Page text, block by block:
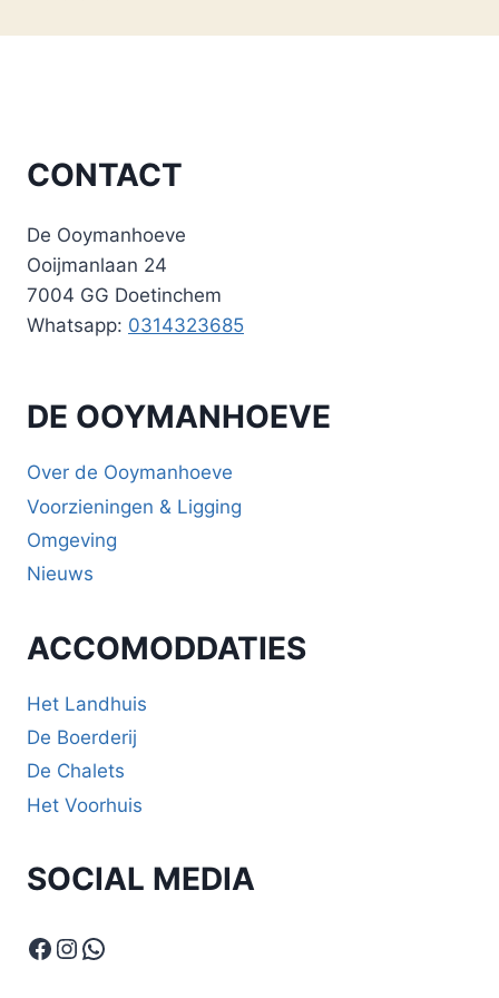
CONTACT
De Ooymanhoeve
Ooijmanlaan 24
7004 GG Doetinchem
Whatsapp: 0314323685
DE OOYMANHOEVE
Over de Ooymanhoeve
Voorzieningen & Ligging
Omgeving
Nieuws
ACCOMODDATIES
Het Landhuis
De Boerderij
De Chalets
Het Voorhuis
SOCIAL MEDIA
Facebook
Instagram
WhatsApp